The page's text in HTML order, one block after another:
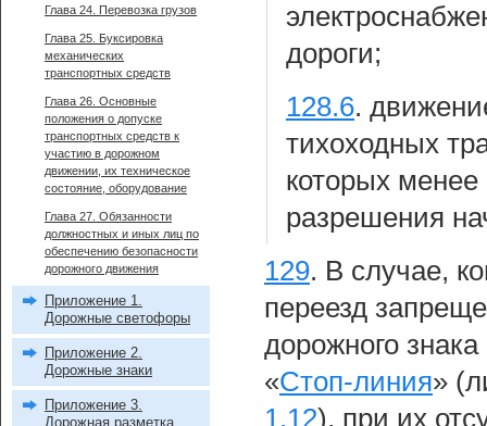
дороги;
128.6.
тихоходных
которых
разрешения
129. В случае,
переезд
дорожного знака
«Стоп-линия»
1.12), при их
Глава 24. Перевозка грузов
Глава 25. Буксировка
механических
транспортных средств
Глава 26. Основные
положения о допуске
транспортных средств к
участию в дорожном
движении, их техническое
состояние, оборудование
Глава 27. Обязанности
должностных и иных лиц по
обеспечению безопасности
дорожного движения
Приложение 1.
Дорожные светофоры
Приложение 2.
Дорожные знаки
Приложение 3.
Дорожная разметка